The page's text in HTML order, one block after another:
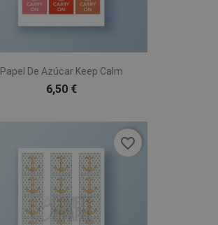
Papel De Azúcar Keep Calm
6,50 €
favorite_border